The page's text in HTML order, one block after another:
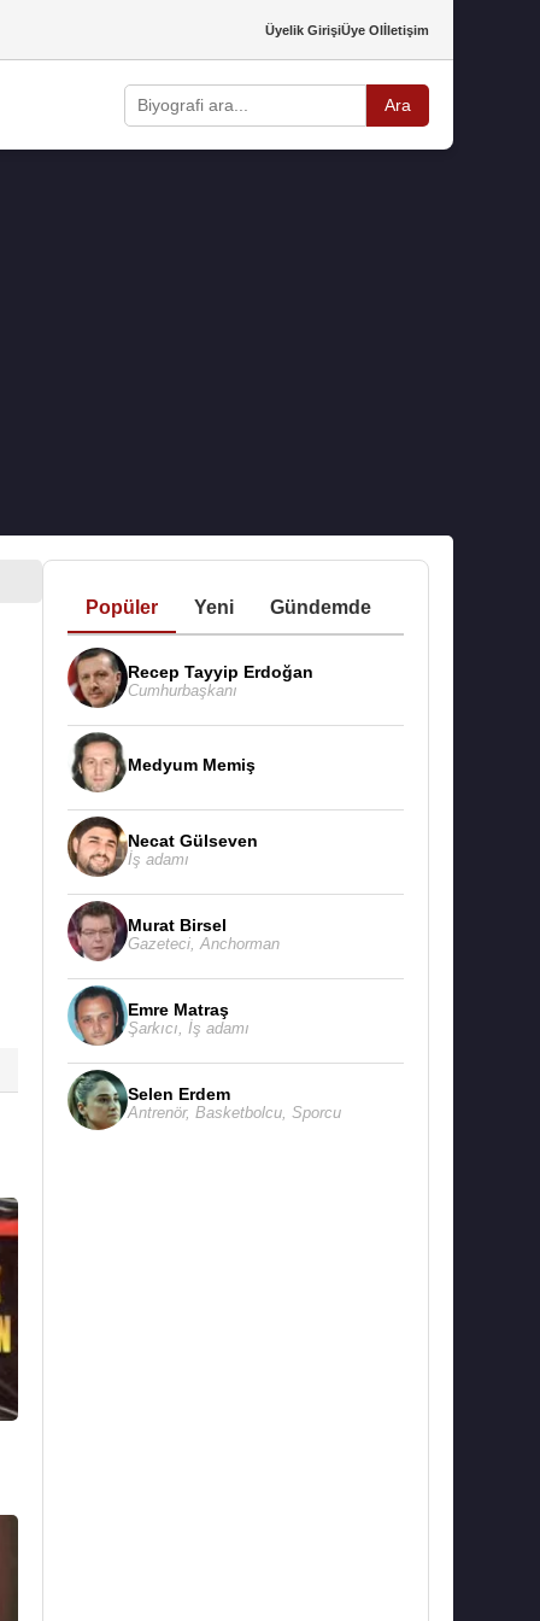
Üyelik GirişiÜye Olİletişim
Ara
Popüler Yeni Gündemde
Recep Tayyip Erdoğan
Cumhurbaşkanı
Medyum Memiş
Necat Gülseven
İş adamı
Murat Birsel
Gazeteci, Anchorman
Emre Matraş
Şarkıcı İş adamı
Selen Erdem
Antrenör, Basketbolcu, Sporcu